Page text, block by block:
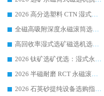
2026 高分选塑料 CTN 湿式顺流磁选机选购指南，靠谱源头厂家华体会手机网页版-华体会(中国) 详解
全磁高吸附深度永磁滚筒选购指南 业内口碑稳定磁电设备生产厂家详细推荐
高回收率湿式选矿磁选机选购指南 业内口碑磁电设备生产厂家实力解析
2026 钛矿选矿优选：湿式永磁筒式磁选机源头厂家华体会手机网页版-华体会(中国) 综合解析
2026 半磁耐磨 RCT 永磁滚筒选购指南，临朐源头生产厂家华体会手机网页版-华体会(中国) 实测分享
2026 石英砂提纯设备选购指南：华体会手机网页版-华体会(中国) 提纯磁选机厂家综合解读